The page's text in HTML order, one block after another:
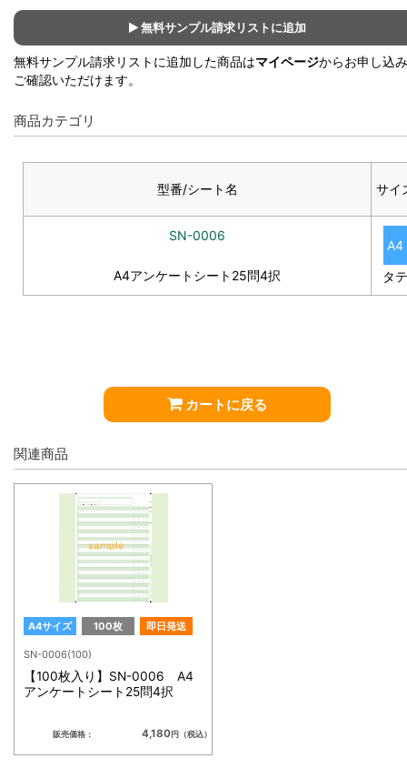
無料サンプル請求リストに追加
無料サンプル請求リストに追加した商品はマイページからお申し込
ご確認いただけます。
商品カテゴリ
型番/シート名 サイ
SN-0006
A4アンケートシート25問4択
A4
タテ
カートに戻る
関連商品
A4サイズ 100枚 即日発送
SN-0006(100)
【100枚入り】SN-0006 A4
アンケートシート25問4択
販売価格： 4,180円（税込）